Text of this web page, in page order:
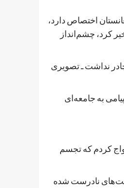
اختصاص دارد،
کرد، چشم‌انداز
نداشت ـ تصویری
به جامعه‌ای
کردم که تجسم
نادرست شده